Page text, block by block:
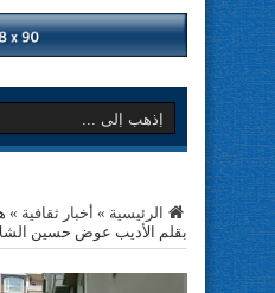
الرئيسية » أخبار ثقافية »
بقلم الأديب عوض حسين